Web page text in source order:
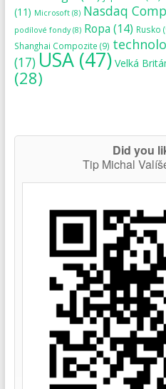
(11) Microsoft(8) Nasdaq
podílové fondy(8) Ropa (14) Rusko
Shanghai Compozite (9)
(17)USA(47) Velká
(28)
Did you
Tip Michal